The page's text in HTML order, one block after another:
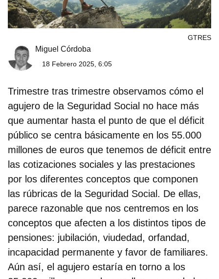
GTRES
Miguel Córdoba
18 Febrero 2025, 6:05
Trimestre tras trimestre observamos cómo el
agujero de la Seguridad Social no hace más
que aumentar hasta el punto de que el déficit
público se centra básicamente en los 55.000
millones de euros que tenemos de déficit entre
las cotizaciones sociales y las prestaciones
por los diferentes conceptos que componen
las rúbricas de la Seguridad Social. De ellas,
parece razonable que nos centremos en los
conceptos que afecten a los distintos tipos de
pensiones: jubilación, viudedad, orfandad,
incapacidad permanente y favor de familiares.
Aún así, el agujero estaría en torno a los